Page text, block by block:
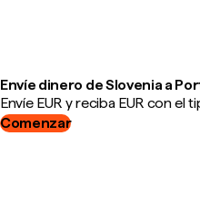
Envíe dinero de Slovenia a
Envíe EUR y reciba EUR con el
Comenzar